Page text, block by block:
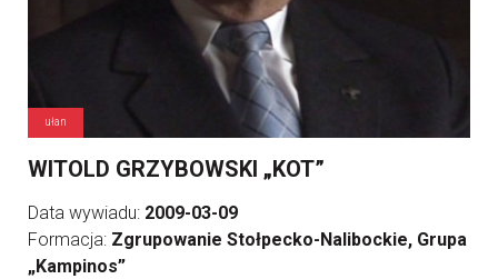
ułan
WITOLD GRZYBOWSKI „KOT”
Data wywiadu: 2009-03-09
Formacja: Zgrupowanie Stołpecko-Nalibockie, Grupa
„Kampinos”